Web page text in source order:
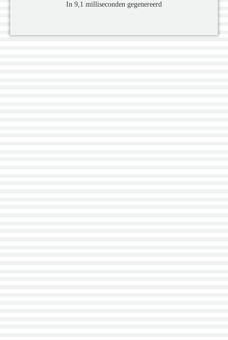
In 9,1 milliseconden gegenereerd